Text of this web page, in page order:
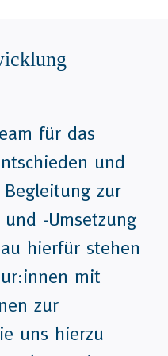
für das
und
zur
-Umsetzung
hierfür stehen
mit
zur
uns hierzu